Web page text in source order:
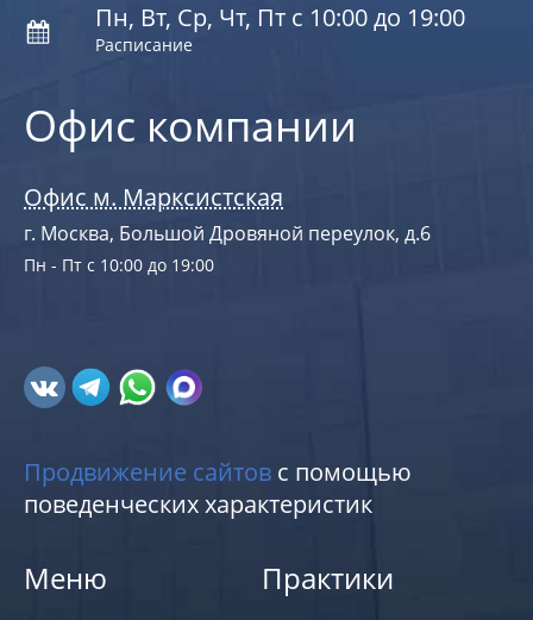
Офис компании
Офис м. Марксистская
г. Москва, Большой Дровяной переулок, д.6
Пн - Пт с 10:00 до 19:00
Пн, Вт, Ср, Чт, Пт с 10:00 до 19:00
Расписание
Продвижение сайтов с помощью
поведенческих характеристик
Меню Практики